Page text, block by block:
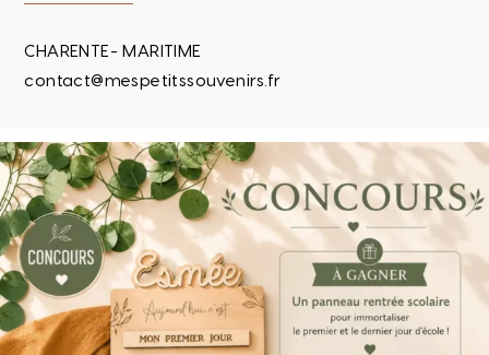
CHARENTE- MARITIME
contact@mespetitssouvenirs.fr